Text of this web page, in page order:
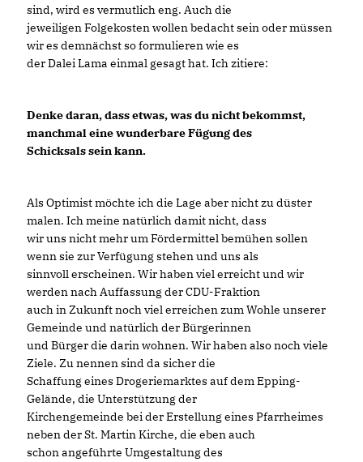
sind, wird es vermutlich eng. Auch die
jeweiligen Folgekosten wollen bedacht sein oder müssen
wir es demnächst so formulieren wie es
der Dalei Lama einmal gesagt hat. Ich zitiere:
Denke daran, dass etwas, was du nicht bekommst,
manchmal eine wunderbare Fügung des
Schicksals sein kann.
Als Optimist möchte ich die Lage aber nicht zu düster
malen. Ich meine natürlich damit nicht, dass
wir uns nicht mehr um Fördermittel bemühen sollen
wenn sie zur Verfügung stehen und uns als
sinnvoll erscheinen. Wir haben viel erreicht und wir
werden nach Auffassung der CDU-Fraktion
auch in Zukunft noch viel erreichen zum Wohle unserer
Gemeinde und natürlich der Bürgerinnen
und Bürger die darin wohnen. Wir haben also noch viele
Ziele. Zu nennen sind da sicher die
Schaffung eines Drogeriemarktes auf dem Epping-
Gelände, die Unterstützung der
Kirchengemeinde bei der Erstellung eines Pfarrheimes
neben der St. Martin Kirche, die eben auch
schon angeführte Umgestaltung des